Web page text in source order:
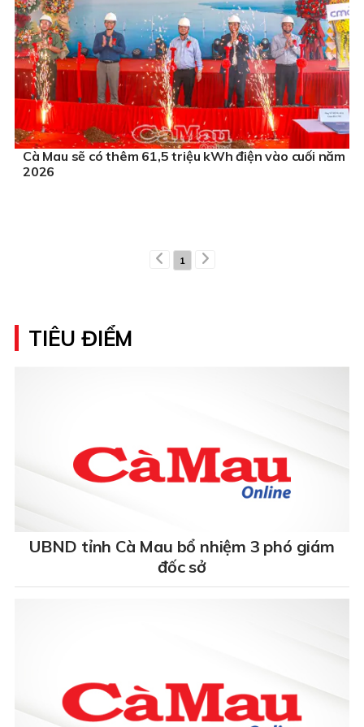
Cà Mau sẽ có thêm 61,5 triệu kWh điện vào cuối năm
2026
1
TIÊU ĐIỂM
UBND tỉnh Cà Mau bổ nhiệm 3 phó giám
đốc sở